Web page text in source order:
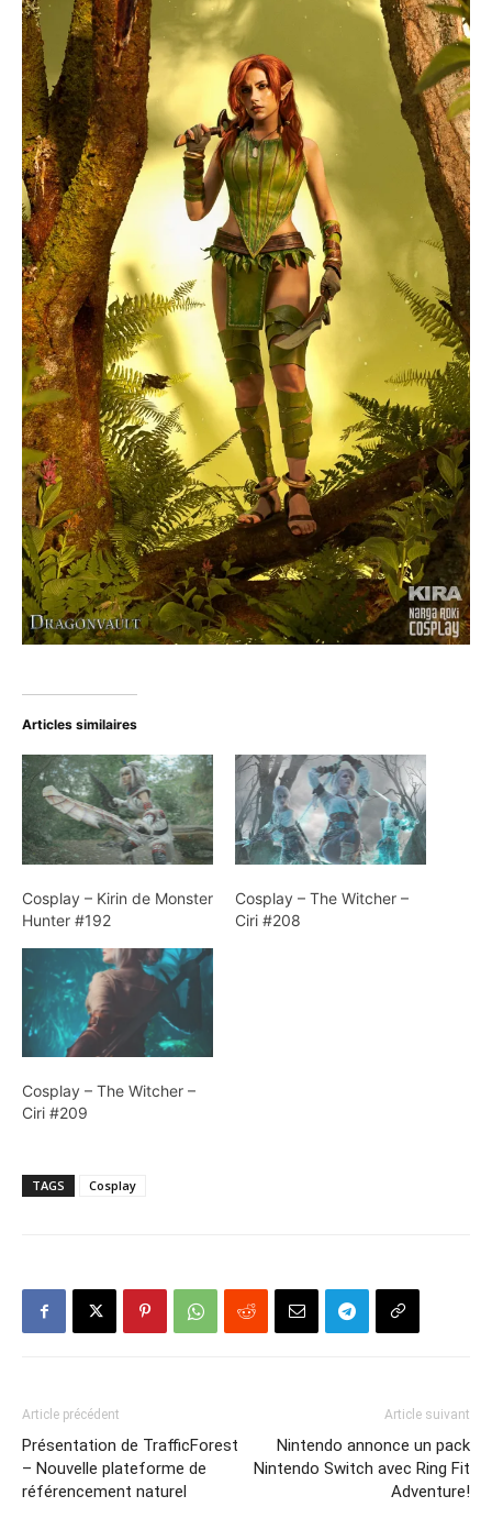
Articles similaires
Cosplay – Kirin de Monster
Hunter #192
Cosplay – The Witcher –
Ciri #208
Cosplay – The Witcher –
Ciri #209
TAGS Cosplay
Article précédent
Présentation de TrafficForest
– Nouvelle plateforme de
référencement naturel
Article suivant
Nintendo annonce un pack
Nintendo Switch avec Ring Fit
Adventure!